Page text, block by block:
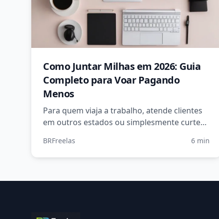
Como Juntar Milhas em 2026: Guia
Completo para Voar Pagando
Menos
Para quem viaja a trabalho, atende clientes
em outros estados ou simplesmente curte
aéreas** virou …
BRFreelas 6 min